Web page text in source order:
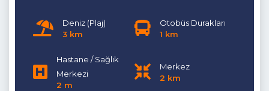
Deniz (Plaj)
3 km
Otobüs Durakları
1 km
Hastane / Sağlık
Merkezi
2 m
Merkez
2 km